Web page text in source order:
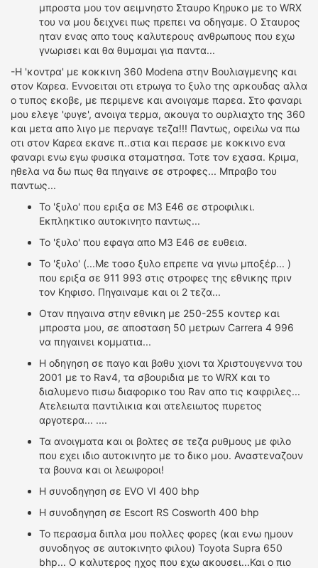
μπροστα μου τον αειμνηστο Σταυρο Κηρυκο με το WRX
του να μου δειχνει πως πρεπει να οδηγαμε. Ο Σταυρος
ηταν ενας απο τους καλυτερους ανθρωπους που εχω
γνωρισει και θα θυμαμαι για παντα...
-Η 'κοντρα' με κοκκινη 360 Modena στην Βουλιαγμενης και
στον Καρεα. Εννοειται οτι ετρωγα το ξυλο της αρκουδας αλλα
ο τυπος εκοβε, με περιμενε και ανοιγαμε παρεα. Στο φαναρι
μου ελεγε 'φυγε', ανοιγα τερμα, ακουγα το ουρλιαχτο της 360
και μετα απο λιγο με περναγε τεζα!!! Παντως, οφειλω να πω
οτι στον Καρεα εκανε π..στια και περασε με κοκκινο ενα
φαναρι ενω εγω φυσικα σταματησα. Τοτε τον εχασα. Κριμα,
ηθελα να δω πως θα πηγαινε σε στροφες... Μπραβο του
παντως...
Το 'ξυλο' που εριξα σε Μ3 Ε46 σε στροφιλικι.
Εκπληκτικο αυτοκινητο παντως...
Το 'ξυλο' που εφαγα απο Μ3 Ε46 σε ευθεια.
Το 'ξυλο' (...Με τοσο ξυλο επρεπε να γινω μποξέρ... )
που εριξα σε 911 993 στις στροφες της εθνικης πριν
τον Κηφισο. Πηγαιναμε και οι 2 τεζα...
Οταν πηγαινα στην εθνικη με 250-255 κοντερ και
μπροστα μου, σε αποσταση 50 μετρων Carrera 4 996
να πηγαινει κομματια...
Η οδηγηση σε παγο και βαθυ χιονι τα Χριστουγεννα του
2001 με το Rav4, τα σβουριδια με το WRX και το
διαλυμενο πισω διαφορικο του Rav απο τις καφριλες...
Ατελειωτα παντιλικια και ατελειωτος πυρετος
αργοτερα... ....
Τα ανοιγματα και οι βολτες σε τεζα ρυθμους με φιλο
που εχει ιδιο αυτοκινητο με το δικο μου. Αναστεναζουν
τα βουνα και οι λεωφοροι!
Η συνοδηγηση σε EVO VI 400 bhp
Η συνοδηγηση σε Escort RS Cosworth 400 bhp
Το περασμα διπλα μου πολλες φορες (και ενω ημουν
συνοδηγος σε αυτοκινητο φιλου) Toyota Supra 650
bhp... Ο καλυτερος ηχος που εχω ακουσει...Και ο πιο